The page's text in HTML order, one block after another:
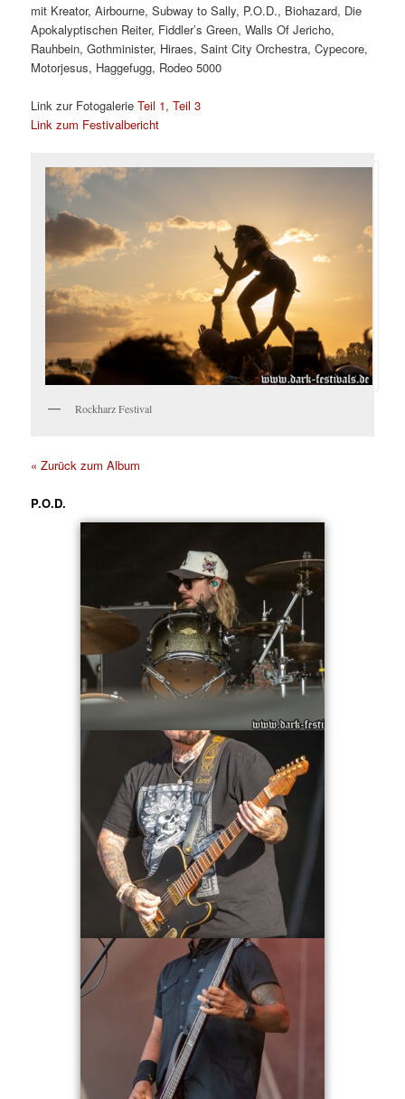
mit Kreator, Airbourne, Subway to Sally, P.O.D., Biohazard, Die
Apokalyptischen Reiter, Fiddler’s Green, Walls Of Jericho,
Rauhbein, Gothminister, Hiraes, Saint City Orchestra, Cypecore,
Motorjesus, Haggefugg, Rodeo 5000
Link zur FotogalerieTeil 1,Teil 3
Link zum Festivalbericht
Rockharz Festival
« Zurück zum Album
P.O.D.